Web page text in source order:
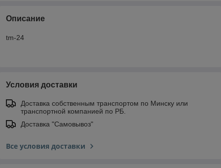
Описание
tm-24
Условия доставки
Доставка собственным транспортом по Минску или
транспортной компанией по РБ.
Доставка "Самовывоз"
Все условия доставки